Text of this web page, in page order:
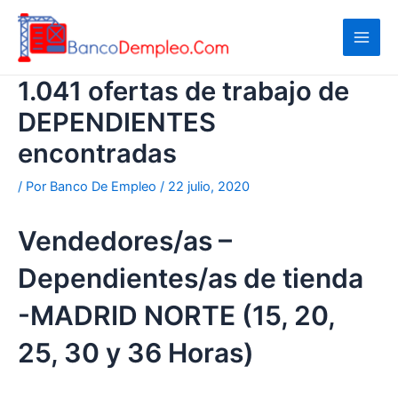
contenido
1.041 ofertas de trabajo de
DEPENDIENTES
encontradas
/ Por Banco De Empleo / 22 julio, 2020
Vendedores/as –
Dependientes/as de tienda
-MADRID NORTE (15, 20,
25, 30 y 36 Horas)